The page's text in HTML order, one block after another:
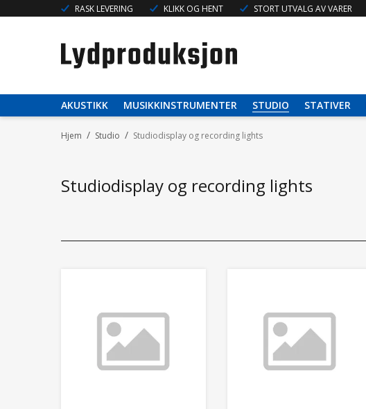
RASK LEVERING KLIKK OG HENT STORT UTVALG AV VARER
AKUSTIKK MUSIKKINSTRUMENTER STUDIO STATIVER
/
Hjem /
Studio Studiodisplay og recording lights
Studiodisplay og recording lights